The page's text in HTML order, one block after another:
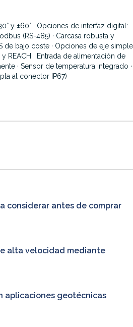
y ±60° · Opciones de interfaz digital:
(RS-485) · Carcasa robusta y
de bajo coste · Opciones de eje simple
REACH · Entrada de alimentación de
· Sensor de temperatura integrado ·
al conector IP67)
considerar antes de comprar
alta velocidad mediante
aplicaciones geotécnicas